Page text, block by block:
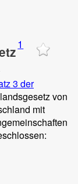
1
3 der
von
mit